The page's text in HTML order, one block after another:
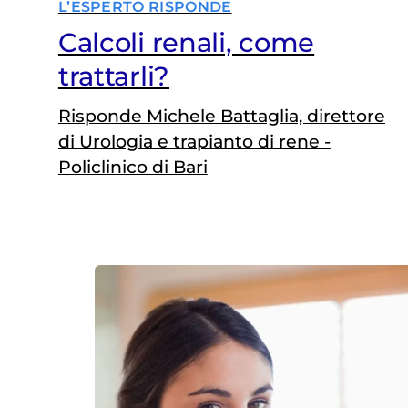
L’ESPERTO RISPONDE
Calcoli renali, come
trattarli?
Risponde Michele Battaglia, direttore
di Urologia e trapianto di rene -
Policlinico di Bari